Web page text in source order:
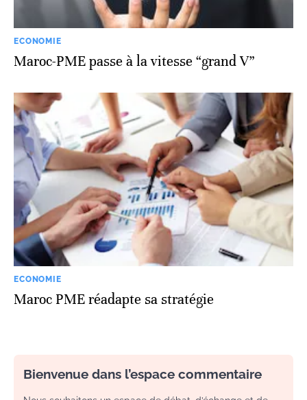
ECONOMIE
Maroc-PME passe à la vitesse “grand V”
ECONOMIE
Maroc PME réadapte sa stratégie
Bienvenue dans l’espace commentaire